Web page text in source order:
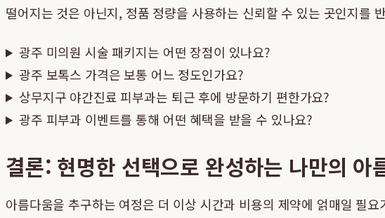
떨어지는 것은 아닌지, 정품 정량을 사용하는 신뢰할 수 있는 곳인지를
광주 미의원 시술 패키지는 어떤 장점이 있나요?
광주 보톡스 가격은 보통 어느 정도인가요?
상무지구 야간진료 피부과는 퇴근 후에 방문하기 편한가요?
광주 피부과 이벤트를 통해 어떤 혜택을 받을 수 있나요?
결론: 현명한 선택으로 완성하는 나만의 아
아름다움을 추구하는 여정은 더 이상 시간과 비용의 제약에 얽매일 필